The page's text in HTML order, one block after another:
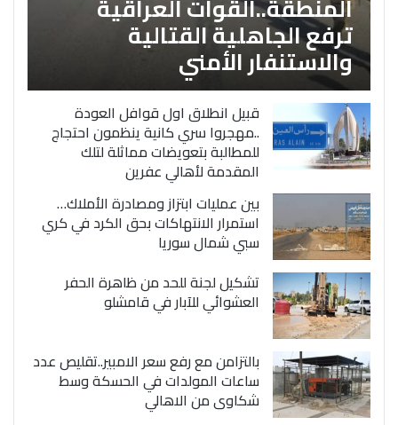
ترفع الجاهلية القتالية
والاستنفار الأمني
قبيل انطلاق اول قوافل العودة
..مهجروا سري كانية ينظمون احتجاج
للمطالبة بتعويضات مماثلة لتلك
المقدمة لأهالي عفرين
بين عمليات ابتزاز ومصادرة الأملاك…
استمرار الانتهاكات بحق الكرد في كري
سبي شمال سوريا
تشكيل لجنة للحد من ظاهرة الحفر
العشوائي للآبار في قامشلو
بالتزامن مع رفع سعر الامبير..تقليص عدد
ساعات المولدات في الحسكة وسط
شكاوى من الاهالي